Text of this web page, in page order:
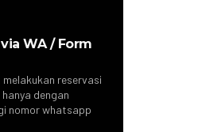
WA / Form
reservasi
dengan
nomor whatsapp